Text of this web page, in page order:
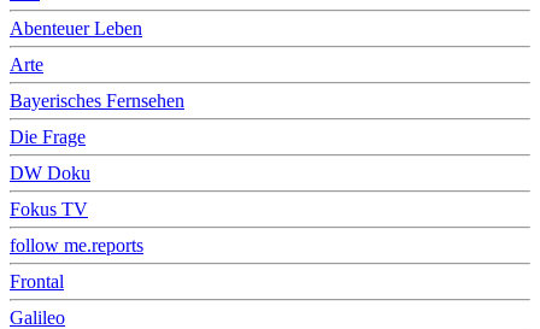
Abenteuer Leben
Arte
Bayerisches Fernsehen
Die Frage
DW Doku
Fokus TV
follow me.reports
Frontal
Galileo